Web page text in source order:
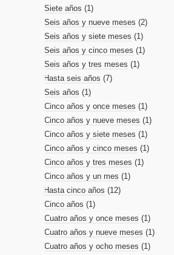
Siete años (1)
Seis años y nueve meses (2)
Seis años y siete meses (1)
Seis años y cinco meses (1)
Seis años y tres meses (1)
Hasta seis años (7)
Seis años (1)
Cinco años y once meses (1)
Cinco años y nueve meses (1)
Cinco años y siete meses (1)
Cinco años y cinco meses (1)
Cinco años y tres meses (1)
Cinco años y un mes (1)
Hasta cinco años (12)
Cinco años (1)
Cuatro años y once meses (1)
Cuatro años y nueve meses (1)
Cuatro años y ocho meses (1)